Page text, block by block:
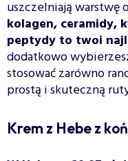
uszczelniają warstwę
kolagen, ceramidy,
peptydy to twoi
dodatkowo
stosować zarówno
prostą i skuteczną
Krem z Hebe z